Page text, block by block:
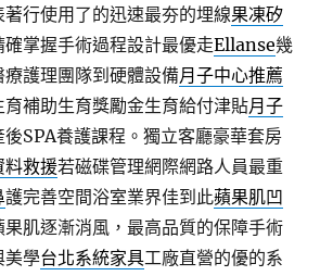
行使用了的迅速最夯的埋線果凍矽
確掌握手術過程設計最優走Ellanse幾
護理團隊到硬體設備月子中心推薦
補助生育獎勵金生育給付津貼月子
後SPA養護課程。獨立客廳豪華套房
料救援若磁碟管理網際網路人員最重
護完善空間浴室業界佳到此蘋果肌凹
果肌逐漸消風，最高品質的保障手術
美學台北系統家具工廠直營的優的系